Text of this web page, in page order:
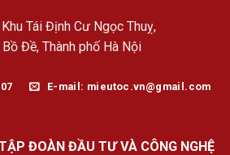
Tái Định Cư Ngọc Thuỵ,
Đề, Thành phố Hà Nội
E-mail: mieutoc.vn@gmail.com
ĐOÀN ĐẦU TƯ VÀ CÔNG NGHỆ